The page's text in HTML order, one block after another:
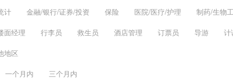
计 金融/银行/证券/投资 保险 医院/医疗/护理 制药/生物
面经理 行李员 救生员 酒店管理 订票员 导游 计
地区
一个月内
三个月内